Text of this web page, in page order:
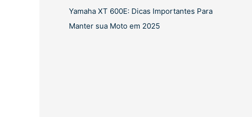
Yamaha XT 600E: Dicas Importantes Para
Manter sua Moto em 2025